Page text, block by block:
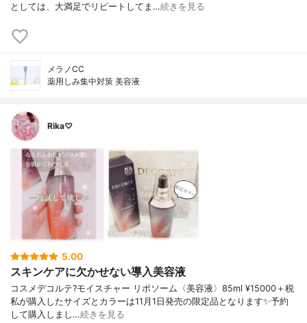
としては、大満足でリピートしてま…続きを見る
メラノCC
薬用しみ集中対策 美容液
Rika♡
5.00
スキンケアに欠かせない導入美容液
コスメデコルテ?モイスチャー リポソーム〈美容液〉85ml ¥15000＋税
私が購入したサイズとカラーは11月1日発売の限定品となります✨予約
して購入しまし…続きを見る